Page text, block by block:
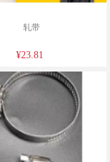
轧带
¥23.81